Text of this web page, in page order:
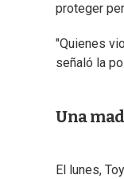
proteger
"Quienes
señaló la
Una
El lunes,